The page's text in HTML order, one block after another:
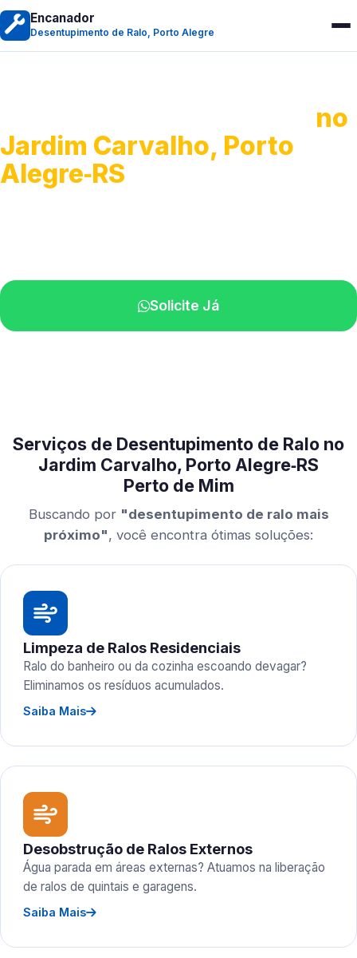
Encanador
Desentupimento de Ralo, Porto Alegre
no
Jardim Carvalho, Porto
Alegre‑RS
Solicite Já
Serviços de Desentupimento de Ralo no
Jardim Carvalho, Porto Alegre‑RS
Perto de Mim
Buscando por "desentupimento de ralo mais
próximo", você encontra ótimas soluções:
Limpeza de Ralos Residenciais
Ralo do banheiro ou da cozinha escoando devagar?
Eliminamos os resíduos acumulados.
Saiba Mais
Desobstrução de Ralos Externos
Água parada em áreas externas? Atuamos na liberação
de ralos de quintais e garagens.
Saiba Mais